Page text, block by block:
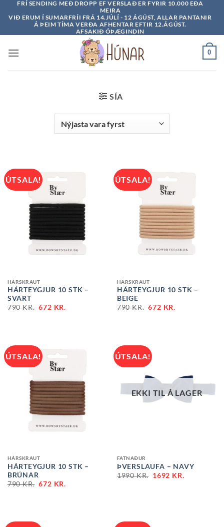
FRÍ SENDING MEÐ DROPP EF VERSLAÐ ER FYRIR 10.000 EÐA
MEIRA
VIÐ ERUM Í SUMARFRÍI FRÁ 14.JÚLÍ - 12 ÁGÚST, ALLAR PANTANIR
Á ÞEIM TÍMA VERÐA AFHENTAR EFTIR 12.ÁGÚST.
AFSAKIÐ ÓÞÆGINDIN
0
SÍA
ÚTSALA!
HÁRSKRAUT
HÁRTEYGJUR 10 STK –
SVART
790KR. 672 KR.
ÚTSALA!
HÁRSKRAUT
HÁRTEYGJUR 10 STK –
BEIGE
790KR. 672 KR.
ÚTSALA!
HÁRSKRAUT
HÁRTEYGJUR 10 STK –
BRÚNAR
790KR. 672 KR.
ÚTSALA!
EKKI TIL Á LAGER
FATNAÐUR
ÞVERSLAUFA – NAVY
1990KR. 1692 KR.